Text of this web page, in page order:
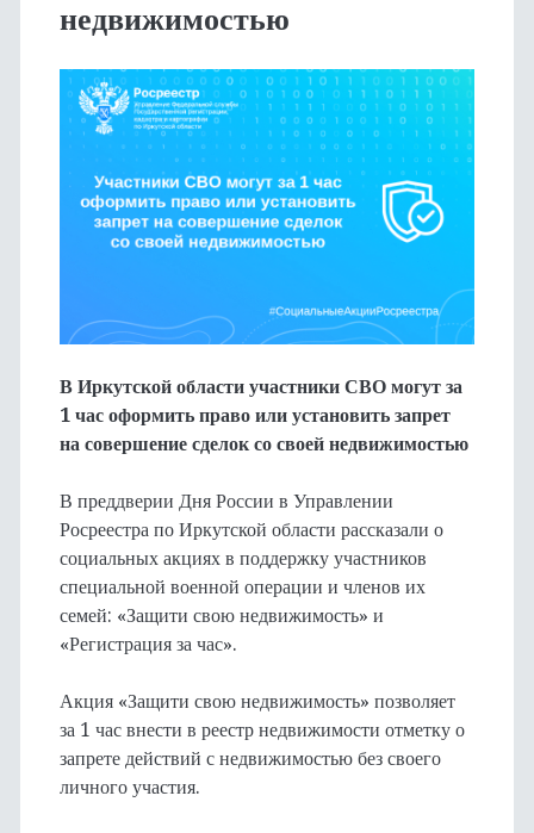
недвижимостью
В Иркутской области участники СВО могут за
1 час оформить право или установить запрет
на совершение сделок со своей недвижимостью
В преддверии Дня России в Управлении
Росреестра по Иркутской области рассказали о
социальных акциях в поддержку участников
специальной военной операции и членов их
семей: «Защити свою недвижимость» и
«Регистрация за час».
Акция «Защити свою недвижимость» позволяет
за 1 час внести в реестр недвижимости отметку о
запрете действий с недвижимостью без своего
личного участия.